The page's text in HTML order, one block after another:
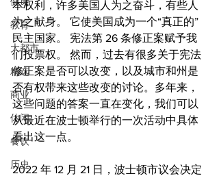
教育
大都市
精选
商业
休闲
餐饮
历史
本权利，许多美国人为之奋斗，有些人
为之献身。 它使美国成为一个“真正的”
民主国家。 宪法第 26 条修正案赋予我
们投票权。 然而，过去有很多关于宪法
修正案是否可以改变，以及城市和州是
否有权带来这些改变的讨论。多年来，
这些问题的答案一直在变化，我们可以
从最近在波士顿举行的一次活动中具体
看出这一点。
2022 年 12 月 21 日，波士顿市议会决定